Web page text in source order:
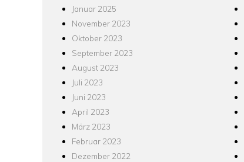
Januar 2025
November 2023
Oktober 2023
September 2023
August 2023
Juli 2023
Juni 2023
April 2023
März 2023
Februar 2023
Dezember 2022